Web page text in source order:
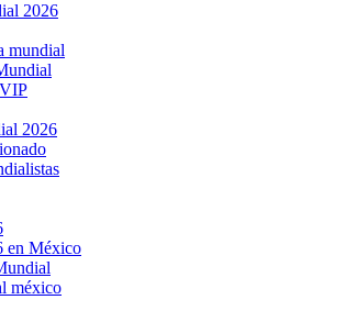
2026
mundial
2026
en México
méxico